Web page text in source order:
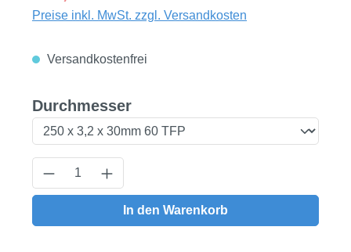
Preise inkl. MwSt. zzgl. Versandkosten
Versandkostenfrei
Durchmesserauswählen
Produkt Anzahl: Gib den gewünschten
In den Warenkorb